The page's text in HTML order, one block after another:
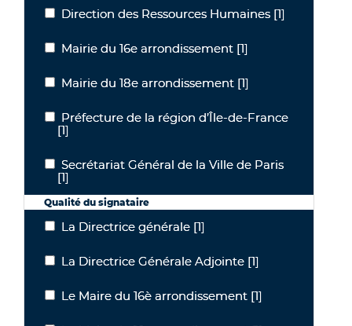
Direction des Ressources Humaines
Direction des Ressources Humaines [1]
Mairie du 16e arrondissement
Mairie du 16e arrondissement [1]
Mairie du 18e arrondissement
Mairie du 18e arrondissement [1]
Préfecture de la région d’Île-de-France
Préfecture de la région d’Île-de-France
[1]
Secrétariat Général de la Ville de Paris
Secrétariat Général de la Ville de Paris
[1]
Qualité du signataire
La Directrice générale
La Directrice générale [1]
La Directrice Générale Adjointe
La Directrice Générale Adjointe [1]
Le Maire du 16è arrondissement
Le Maire du 16è arrondissement [1]